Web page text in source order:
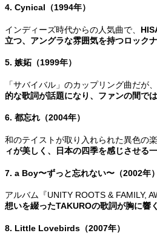
4. Cynical（1994年）
インディーズ時代からの人気曲で、
立つ、アングラな雰囲気を持つロックナ
5. 嫉妬（1999年）
「サバイバル」のカップリング曲だが、
的な歌詞が話題になり、ファンの間で
6. 都忘れ（2004年）
和のテイストが取り入れられた異色の楽
ィが美しく、日本の四季を感じさせる一
7. a Boy〜ずっと忘れない〜（2002年）
アルバム『UNITY ROOTS & FAMILY,
想いを綴ったTAKUROの歌詞が胸に響く
8. Little Lovebirds（2007年）